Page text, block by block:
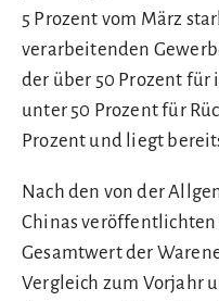
5 Prozent vom März
verarbeitenden
der über 50 Prozent
unter 50 Prozent für
Prozent und liegt
Nach den von der
Chinas
Gesamtwert der
Vergleich zum Vorjahr